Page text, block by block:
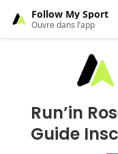
Run’in
Guide
Follow My Sport
Ouvre dans l’app